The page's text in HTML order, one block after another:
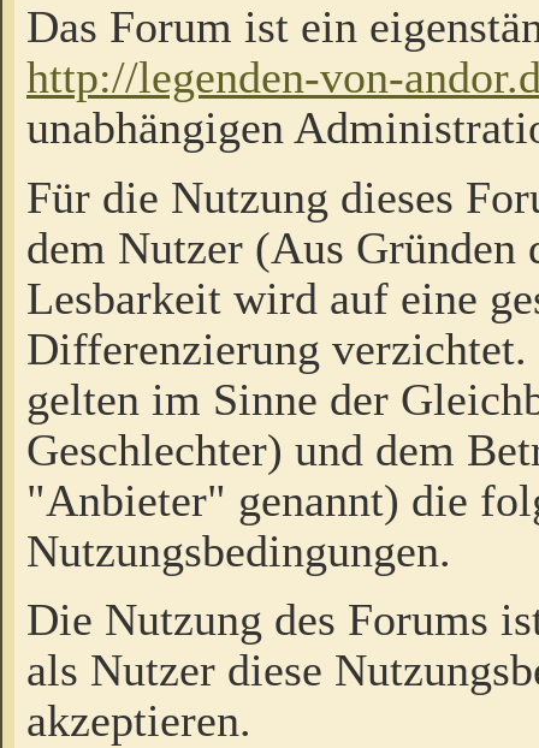
Das Forum ist ein
http://legenden-von-
unabhängigen
Für die Nutzung dieses
dem Nutzer (Aus Gründen
Lesbarkeit wird auf eine
Differenzierung
gelten im Sinne der
Geschlechter) und dem
"Anbieter" genannt) die
Nutzungsbedingungen.
Die Nutzung des Forums
als Nutzer diese
akzeptieren.